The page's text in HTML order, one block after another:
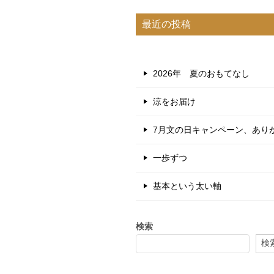
最近の投稿
2026年 夏のおもてなし
涼をお届け
7月文の日キャンペーン、あり
一歩ずつ
基本という太い軸
検索
検